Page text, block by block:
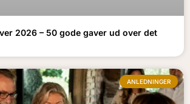
2026 – 50 gode gaver ud over det
ANLEDNINGER